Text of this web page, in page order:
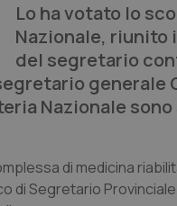
Lo ha votato lo
Nazionale, riunito
del segretario
generale
Nazionale
di medicina
di Segretario